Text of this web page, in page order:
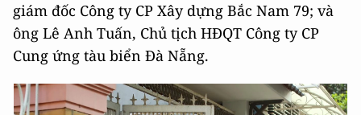
giám đốc Công ty CP Xây dựng Bắc Nam 79; và
ông Lê Anh Tuấn, Chủ tịch HĐQT Công ty CP
Cung ứng tàu biển Đà Nẵng.